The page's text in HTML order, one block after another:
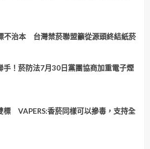
不治本 台灣禁菸聯盟籲從源頭終結紙菸
手！菸防法7月30日黨團協商加重電子煙
標 VAPERS:香菸同樣可以摻毒，支持全